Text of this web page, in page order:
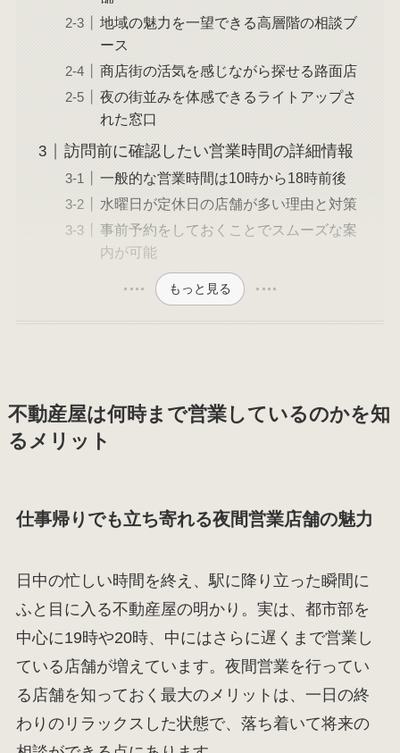
地域の魅力を一望できる高層階の相談ブ
ース
商店街の活気を感じながら探せる路面店
夜の街並みを体感できるライトアップさ
れた窓口
訪問前に確認したい営業時間の詳細情報
一般的な営業時間は10時から18時前後
水曜日が定休日の店舗が多い理由と対策
事前予約をしておくことでスムーズな案
内が可能
もっと見る
不動産屋は何時まで営業しているのかを知
るメリット
仕事帰りでも立ち寄れる夜間営業店舗の魅力
日中の忙しい時間を終え、駅に降り立った瞬間に
ふと目に入る不動産屋の明かり。実は、都市部を
中心に19時や20時、中にはさらに遅くまで営業し
ている店舗が増えています。夜間営業を行ってい
る店舗を知っておく最大のメリットは、一日の終
わりのリラックスした状態で、落ち着いて将来の